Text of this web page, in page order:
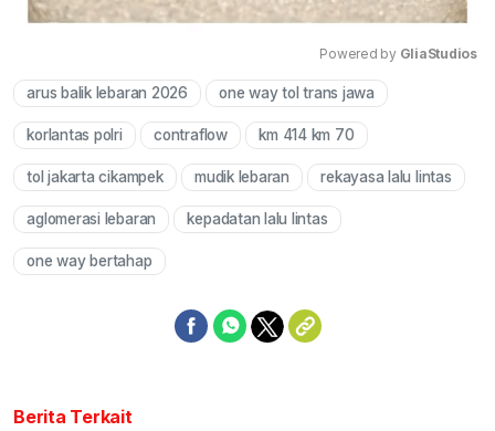
Powered by GliaStudios
arus balik lebaran 2026 one way tol trans jawa
korlantas polri contraflow km 414 km 70
tol jakarta cikampek mudik lebaran rekayasa lalu lintas
aglomerasi lebaran kepadatan lalu lintas
one way bertahap
Berita Terkait